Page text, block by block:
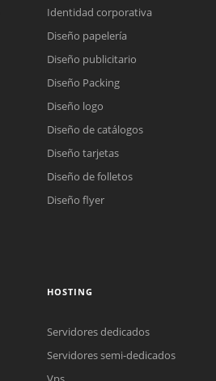
Reunión online
Identidad corporativa
Diseño papelería
Diseño publicitario
Diseño Packing
Diseño logo
Diseño de catálogos
Diseño tarjetas
Diseño de folletos
Diseño flyer
HOSTING
Servidores dedicados
Servidores semi-dedicados